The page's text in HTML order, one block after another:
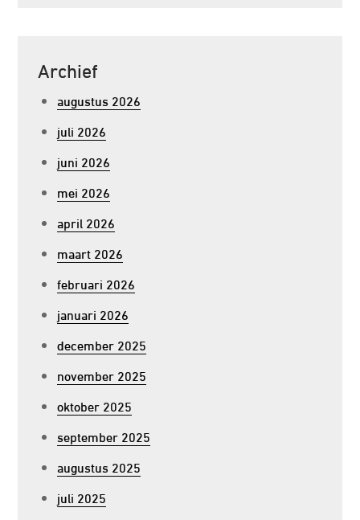
Archief
augustus 2026
juli 2026
juni 2026
mei 2026
april 2026
maart 2026
februari 2026
januari 2026
december 2025
november 2025
oktober 2025
september 2025
augustus 2025
juli 2025